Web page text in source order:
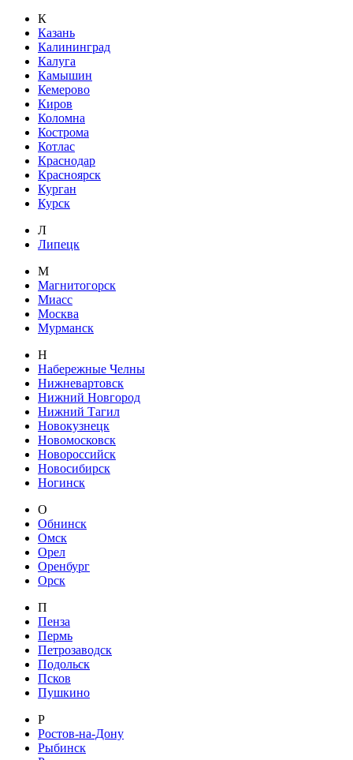
К
Казань
Калининград
Калуга
Камышин
Кемерово
Киров
Коломна
Кострома
Котлас
Краснодар
Красноярск
Курган
Курск
Л
Липецк
М
Магнитогорск
Миасс
Москва
Мурманск
Н
Набережные Челны
Нижневартовск
Нижний Новгород
Нижний Тагил
Новокузнецк
Новомосковск
Новороссийск
Новосибирск
Ногинск
О
Обнинск
Омск
Орел
Оренбург
Орск
П
Пенза
Пермь
Петрозаводск
Подольск
Псков
Пушкино
Р
Ростов-на-Дону
Рыбинск